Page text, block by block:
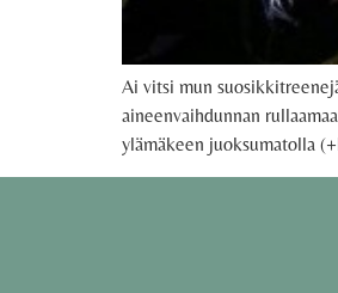
Ai vitsi mun
aineenvaihdunnan
ylämäkeen juoksumatolla